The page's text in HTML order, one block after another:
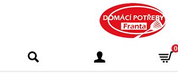
Franta - Příbram
0